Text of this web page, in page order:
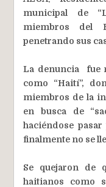
municipal de
miembros del
penetrando sus
La denuncia fue
como “Haití”,
miembros de la
en busca de
haciéndose
finalmente no se
Se quejaron de
haitianos como